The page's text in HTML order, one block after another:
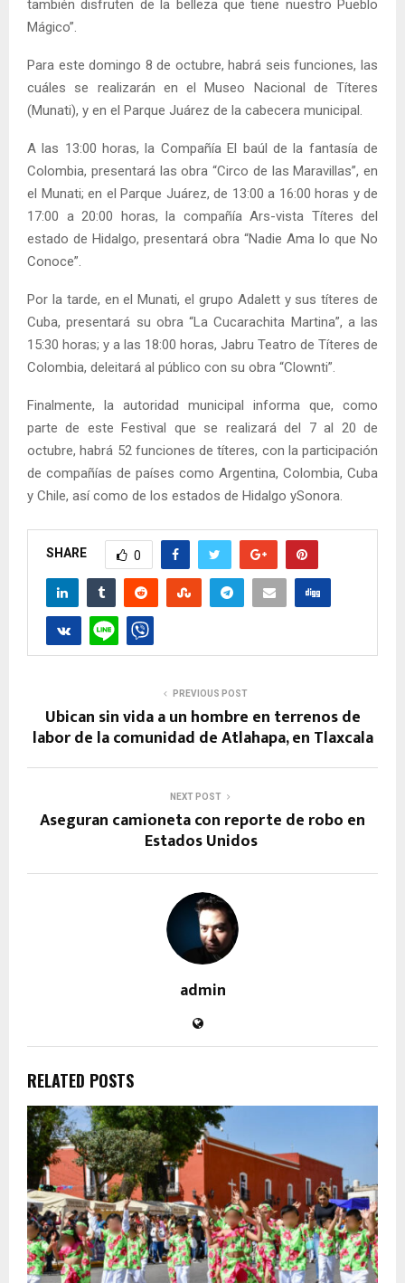
también disfruten de la belleza que tiene nuestro Pueblo
Mágico”.
Para este domingo 8 de octubre, habrá seis funciones, las
cuáles se realizarán en el Museo Nacional de Títeres
(Munati), y en el Parque Juárez de la cabecera municipal.
A las 13:00 horas, la Compañía El baúl de la fantasía de
Colombia, presentará las obra “Circo de las Maravillas”, en
el Munati; en el Parque Juárez, de 13:00 a 16:00 horas y de
17:00 a 20:00 horas, la compañía Ars-vista Títeres del
estado de Hidalgo, presentará obra “Nadie Ama lo que No
Conoce”.
Por la tarde, en el Munati, el grupo Adalett y sus títeres de
Cuba, presentará su obra “La Cucarachita Martina”, a las
15:30 horas; y a las 18:00 horas, Jabru Teatro de Títeres de
Colombia, deleitará al público con su obra “Clownti”.
Finalmente, la autoridad municipal informa que, como
parte de este Festival que se realizará del 7 al 20 de
octubre, habrá 52 funciones de títeres, con la participación
de compañías de países como Argentina, Colombia, Cuba
y Chile, así como de los estados de Hidalgo ySonora.
SHARE 0
PREVIOUS POST
Ubican sin vida a un hombre en terrenos de
labor de la comunidad de Atlahapa, en Tlaxcala
NEXT POST
Aseguran camioneta con reporte de robo en
Estados Unidos
admin
RELATED POSTS